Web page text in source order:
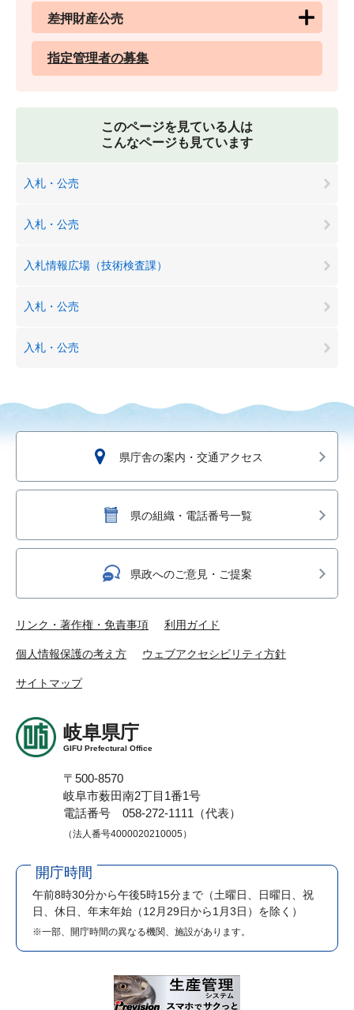
差押財産公売
指定管理者の募集
このページを見ている人は
こんなページも見ています
入札・公売
入札・公売
入札情報広場（技術検査課）
入札・公売
入札・公売
県庁舎の案内・交通アクセス
県の組織・電話番号一覧
県政へのご意見・ご提案
リンク・著作権・免責事項 利用ガイド
個人情報保護の考え方 ウェブアクセシビリティ方針
サイトマップ
岐阜県庁
GIFU Prefectural Office
〒500-8570
岐阜市薮田南2丁目1番1号
電話番号 058-272-1111（代表）
（法人番号4000020210005）
開庁時間
午前8時30分から午後5時15分まで （土曜日、日曜日、祝
日、休日、年末年始（12月29日から1月3日）を除く）
※一部、開庁時間の異なる機関、施設があります。